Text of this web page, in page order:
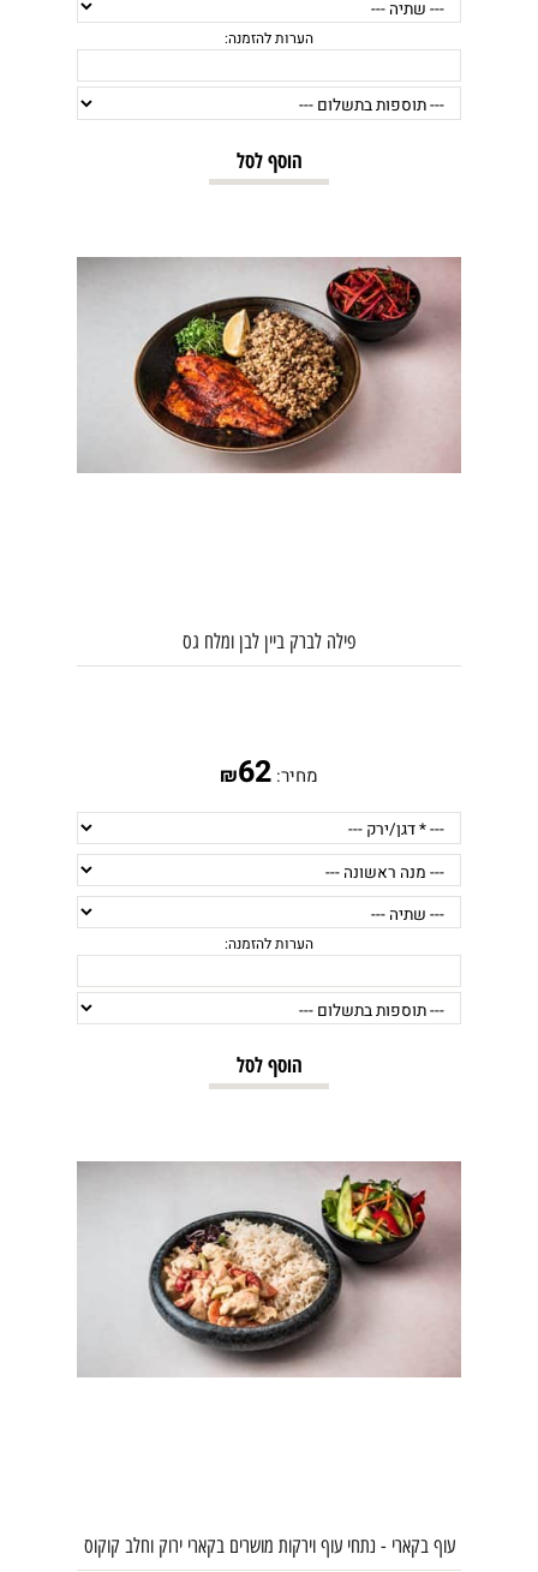
הוסף לסל
פילה לברק ביין לבן ומלח גס
מחיר: ₪62
הוסף לסל
עוף בקארי - נתחי עוף וירקות מושרים בקארי ירוק וחלב קוקוס